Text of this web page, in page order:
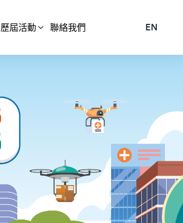
EN
歷屆活動 聯絡我們